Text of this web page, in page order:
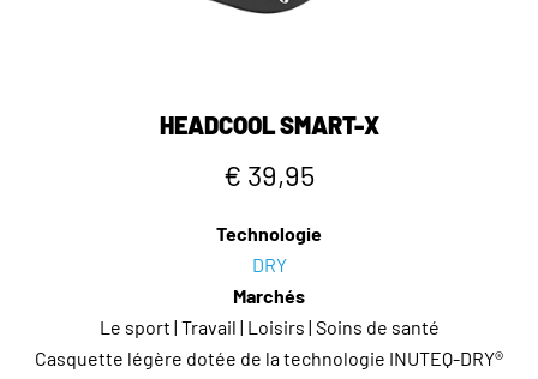
HEADCOOL SMART-X
€ 39,95
Technologie
DRY
Marchés
Le sport | Travail | Loisirs | Soins de santé
Casquette légère dotée de la technologie INUTEQ-DRY®